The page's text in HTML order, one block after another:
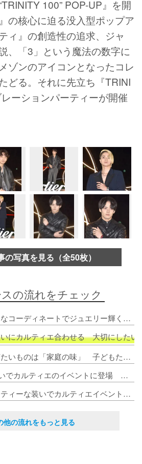
100” POP-UP』を開
の核心に迫る没入型ポップア
ィ』の創造性の追求、ジャ
、「3」という魔法の数字に
ゾンのアイコンとなったコレ
どる。それに先立ち『TRINI
ーションパーティーが開催
の写真を見る（全50枚）
の流れをチェック
1. 赤楚衛二、シックなコーディネートでジュエリー輝く 「人は支え合わないと生きていけない」
にカルティエ合わせる 大切にしたい
3. 井川遥、受け継ぎたいものは「家庭の味」 子どもたちに期待
4. Awich、艶やか装いでカルティエのイベントに登場 大切な価値観は「know yourself」
5. 江口洋介、スポーティーな装いでカルティエイベント 会場は国立競技場で「考えて着ました」
他の流れをもっと見る